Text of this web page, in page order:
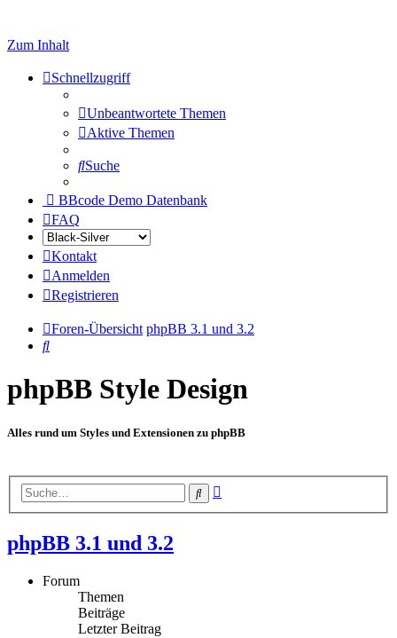
Zum Inhalt
Schnellzugriff
Unbeantwortete Themen
Aktive Themen
Suche
BBcode Demo Datenbank
FAQ
Kontakt
Anmelden
Registrieren
Foren-Übersicht phpBB 3.1 und 3.2
Suche
phpBB Style Design
Alles rund um Styles und Extensionen zu phpBB
Suche
phpBB 3.1 und 3.2
Forum
Themen
Beiträge
Letzter Beitrag